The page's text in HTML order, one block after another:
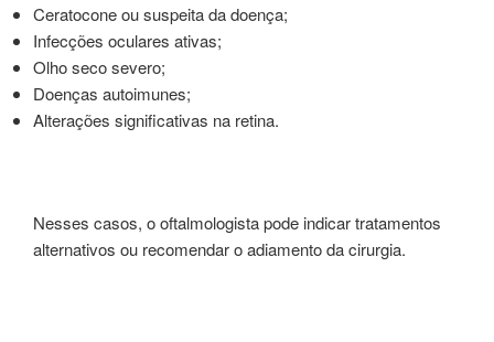
Ceratocone ou suspeita da doença;
Infecções oculares ativas;
Olho seco severo;
Doenças autoimunes;
Alterações significativas na retina.
Nesses casos, o oftalmologista pode indicar tratamentos
alternativos ou recomendar o adiamento da cirurgia.